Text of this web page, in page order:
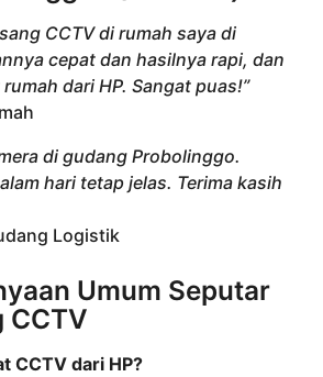
CCTV di rumah saya di
cepat dan hasilnya rapi, dan
dari HP. Sangat puas!”
di gudang Probolinggo.
hari tetap jelas. Terima kasih
Logistik
Umum Seputar
CCTV
CCTV dari HP?